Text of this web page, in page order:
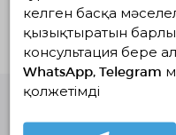
Белсенді жобалар
келген басқа
қызықтыратын
консультация бере
WhatsApp, Telegram
қолжетімді